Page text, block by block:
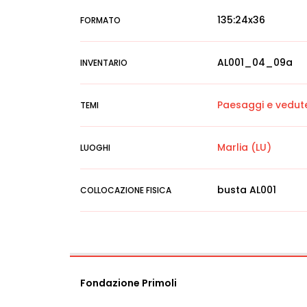
FORMATO 135:24x36
INVENTARIO AL001_04_09a
TEMI Paesaggi e
LUOGHI Marlia (LU)
COLLOCAZIONE FISICA busta AL001
Fondazione Primoli